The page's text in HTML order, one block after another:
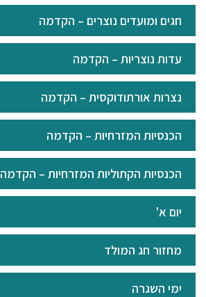
חגים ומועדים נוצרים – הקדמה
עדות נוצריות – הקדמה
נצרות אורתודוקסית – הקדמה
הכנסיות המזרחיות – הקדמה
הכנסיות הקתוליות המזרחיות – הקדמה
יום א'
מחזור חג המולד
ימי השגרה